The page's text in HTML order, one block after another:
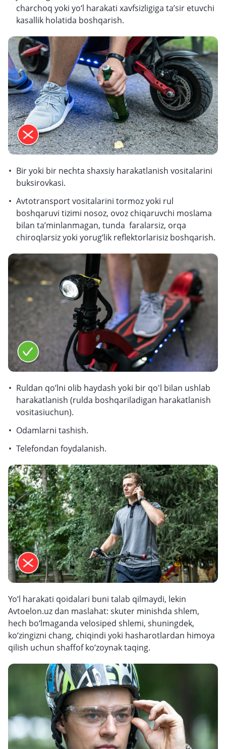
charchoq yoki yo‘l harakati xavfsizligiga ta’sir etuvchi
kasallik holatida boshqarish.
Bir yoki bir nechta shaxsiy harakatlanish vositalarini
buksirovkasi.
Avtotransport vositalarini tormoz yoki rul
boshqaruvi tizimi nosoz, ovoz chiqaruvchi moslama
bilan ta’minlanmagan, tunda faralarsiz, orqa
chiroqlarsiz yoki yorug‘lik reflektorlarisiz boshqarish.
Ruldan qo’lni olib haydash yoki bir qo'l bilan ushlab
harakatlanish (rulda boshqariladigan harakatlanish
vositasiuchun).
Odamlarni tashish.
Telefondan foydalanish.
Yo‘l harakati qoidalari buni talab qilmaydi, lekin
Avtoelon.uz dan maslahat: skuter minishda shlem,
hech bo‘lmaganda velosiped shlemi, shuningdek,
ko‘zingizni chang, chiqindi yoki hasharotlardan himoya
qilish uchun shaffof ko‘zoynak taqing.